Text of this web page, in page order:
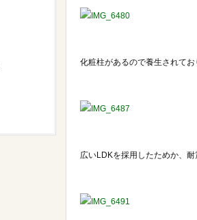
化粧柱があるので養生されてお
広いLDKを採用したためか、